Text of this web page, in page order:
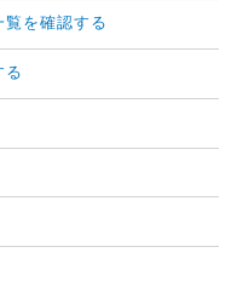
を確認する
る